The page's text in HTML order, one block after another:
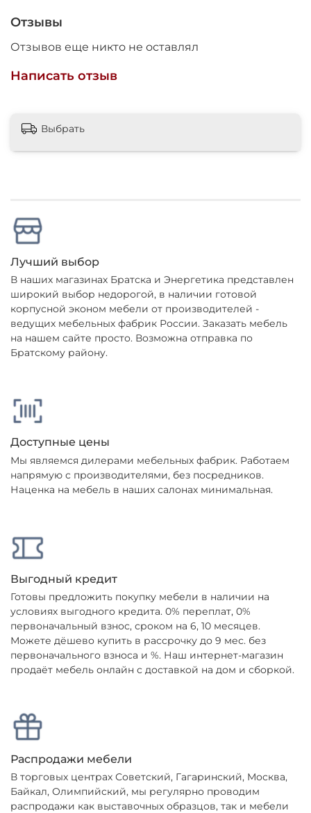
Отзывы
Отзывов еще никто не оставлял
Написать отзыв
Выбрать
Лучший выбор
В наших магазинах Братска и Энергетика представлен
широкий выбор недорогой, в наличии готовой
корпусной эконом мебели от производителей -
ведущих мебельных фабрик России. Заказать мебель
на нашем сайте просто. Возможна отправка по
Братскому району.
Доступные цены
Мы являемся дилерами мебельных фабрик. Работаем
напрямую с производителями, без посредников.
Наценка на мебель в наших салонах минимальная.
Выгодный кредит
Готовы предложить покупку мебели в наличии на
условиях выгодного кредита. 0% переплат, 0%
первоначальный взнос, сроком на 6, 10 месяцев.
Можете дёшево купить в рассрочку до 9 мес. без
первоначального взноса и %. Наш интернет-магазин
продаёт мебель онлайн с доставкой на дом и сборкой.
Распродажи мебели
В торговых центрах Советский, Гагаринский, Москва,
Байкал, Олимпийский, мы регулярно проводим
распродажи как выставочных образцов, так и мебели